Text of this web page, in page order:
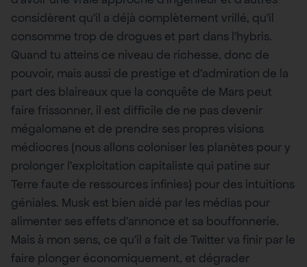
considèrent qu’il a déjà complètement vrillé, qu’il
consomme trop de drogues et part dans l’hybris.
Quand tu atteins ce niveau de richesse, donc de
pouvoir, mais aussi de prestige et d’admiration de la
part des blaireaux que la conquête de Mars peut
faire frissonner, il est difficile de ne pas devenir
mégalomane et de prendre ses propres visions
médiocres (nous allons coloniser les planètes pour y
prolonger l’exploitation capitaliste qui patine sur
Terre faute de ressources infinies) pour des intuitions
géniales. Musk est bien aidé par les médias pour
alimenter ses effets d’annonce et sa bouffonnerie.
Mais à mon sens, ce qu’il a fait de Twitter va finir par le
faire plonger économiquement, et dégrader